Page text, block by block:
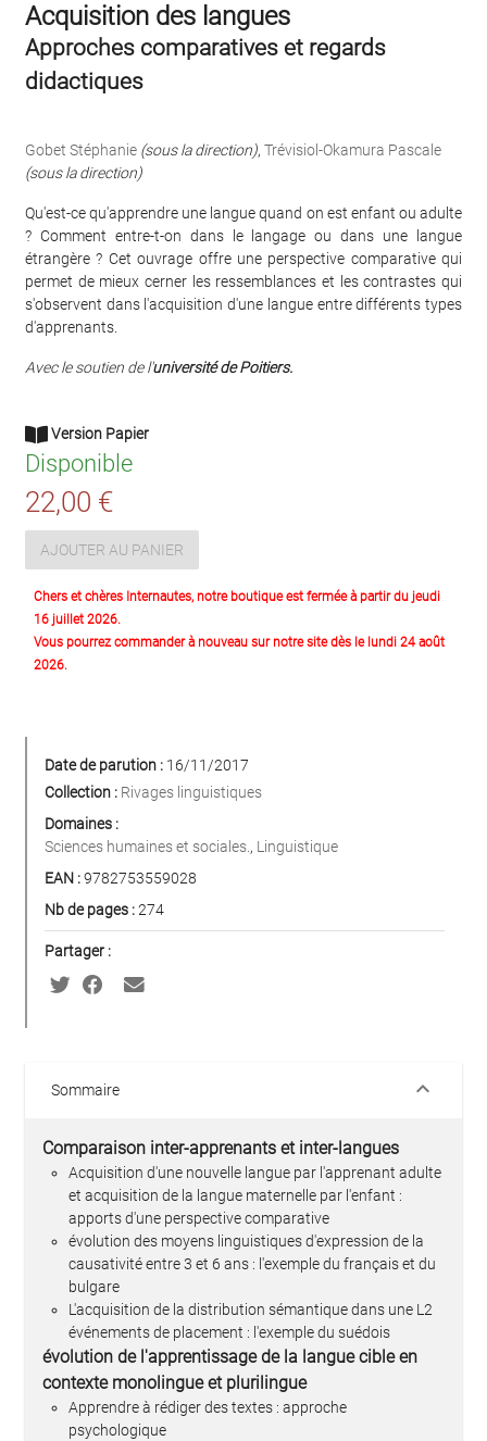
Acquisition des langues
Approches comparatives et regards
didactiques
Gobet Stéphanie (sous la direction), Trévisiol-Okamura Pascale
(sous la direction)
Qu'est-ce qu'apprendre une langue quand on est enfant ou adulte
? Comment entre-t-on dans le langage ou dans une langue
étrangère ? Cet ouvrage offre une perspective comparative qui
permet de mieux cerner les ressemblances et les contrastes qui
s'observent dans l'acquisition d'une langue entre différents types
d'apprenants.
Avec le soutien de l'université de Poitiers.
Version Papier
Disponible
22,00 €
AJOUTER AU PANIER
Chers et chères Internautes, notre boutique est fermée à partir du jeudi
16 juillet 2026.
Vous pourrez commander à nouveau sur notre site dès le lundi 24 août
2026.
Date de parution : 16/11/2017
Collection : Rivages linguistiques
Domaines :
Sciences humaines et sociales., Linguistique
EAN :9782753559028
Nb de pages :274
Partager :
Sommaire keyboard_arrow_down
Comparaison inter-apprenants et inter-langues
Acquisition d'une nouvelle langue par l'apprenant adulte
et acquisition de la langue maternelle par l'enfant :
apports d'une perspective comparative
évolution des moyens linguistiques d'expression de la
causativité entre 3 et 6 ans : l'exemple du français et du
bulgare
L'acquisition de la distribution sémantique dans une L2
événements de placement : l'exemple du suédois
évolution de l'apprentissage de la langue cible en
contexte monolingue et plurilingue
Apprendre à rédiger des textes : approche
psychologique